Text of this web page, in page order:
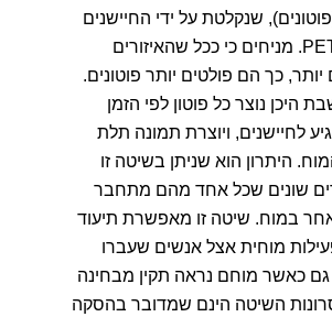
שנקלטת על ידי החיישנים
במכשיר ה- PET. מניחים כי ככל שהאיזורים
כך הם פולטים יותר פוטונים.
היכן נוצר כל פוטון לפי הזמן
לחיישנים, ויוצרת תמונה תלת
היתרון הוא שניתן בשיטה זו
שונים שכל אחד מהם מתחבר
במוח. שיטה זו מאפשרת תיעוד
מוחית אצל אנשים שעברו
כאשר מוחם נראה תקין מבחינה
השיטה הינם שמדובר בהסקה